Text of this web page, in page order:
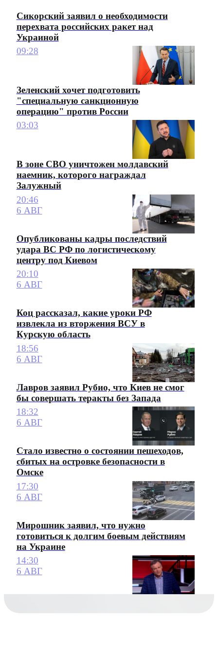
Сикорский заявил о необходимости
перехвата российских ракет над
Украиной
09:28
Зеленский хочет подготовить
"специальную санкционную
операцию" против России
03:03
В зоне СВО уничтожен молдавский
наемник, которого награждал
Залужный
20:46
6 АВГ
Опубликованы кадры последствий
удара ВС РФ по логистическому
центру под Киевом
20:10
6 АВГ
Коц рассказал, какие уроки РФ
извлекла из вторжения ВСУ в
Курскую область
18:56
6 АВГ
Лавров заявил Рубио, что Киев не смог
бы совершать теракты без Запада
18:32
6 АВГ
Стало известно о состоянии пешеходов,
сбитых на островке безопасности в
Омске
17:30
6 АВГ
Мирошник заявил, что нужно
готовиться к долгим боевым действиям
на Украине
14:30
6 АВГ